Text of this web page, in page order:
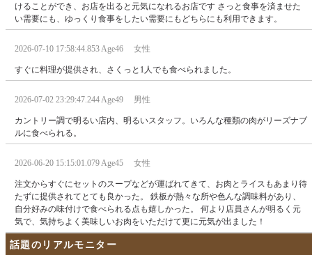
けることができ、お店を出ると元気になれるお店です さっと食事を済ませた
い需要にも、ゆっくり食事をしたい需要にもどちらにも利用できます。
2026-07-10 17:58:44.853 Age46 女性
すぐに料理が提供され、さくっと1人でも食べられました。
2026-07-02 23:29:47.244 Age49 男性
カントリー調で明るい店内、明るいスタッフ。いろんな種類の肉がリーズナブ
ルに食べられる。
2026-06-20 15:15:01.079 Age45 女性
注文からすぐにセットのスープなどが運ばれてきて、お肉とライスもあまり待
たずに提供されてとても良かった。 鉄板が熱々な所や色んな調味料があり、
自分好みの味付けで食べられる点も嬉しかった。 何より店員さんが明るく元
気で、気持ちよく美味しいお肉をいただけて更に元気が出ました！
話題のリアルモニター